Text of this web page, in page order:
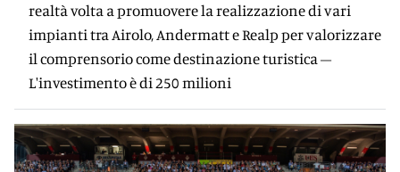
realtà volta a promuovere la realizzazione di vari
impianti tra Airolo, Andermatt e Realp per valorizzare
il comprensorio come destinazione turistica –
L'investimento è di 250 milioni